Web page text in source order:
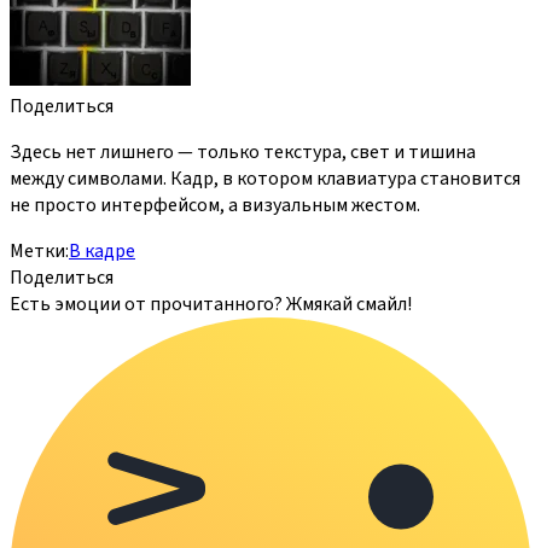
Поделиться
Здесь нет лишнего — только текстура, свет и тишина
между символами. Кадр, в котором клавиатура становится
не просто интерфейсом, а визуальным жестом.
Метки:В кадре
Поделиться
Есть эмоции от прочитанного? Жмякай смайл!